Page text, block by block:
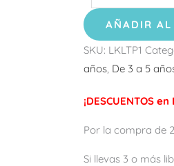
AÑADIR AL
SKU: LKLTP1
años De 3 a 5
¡DESCUENTOS
Por la compra de
Si llevas 3 o más